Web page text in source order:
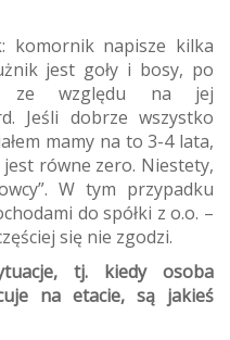
komornik napisze kilka
jest goły i bosy, po
ze względu na jej
Jeśli dobrze wszystko
mamy na to 3-4 lata,
równe zero. Niestety,
W tym przypadku
do spółki z o.o. –
się nie zgodzi.
tj. kiedy osoba
na etacie, są jakieś